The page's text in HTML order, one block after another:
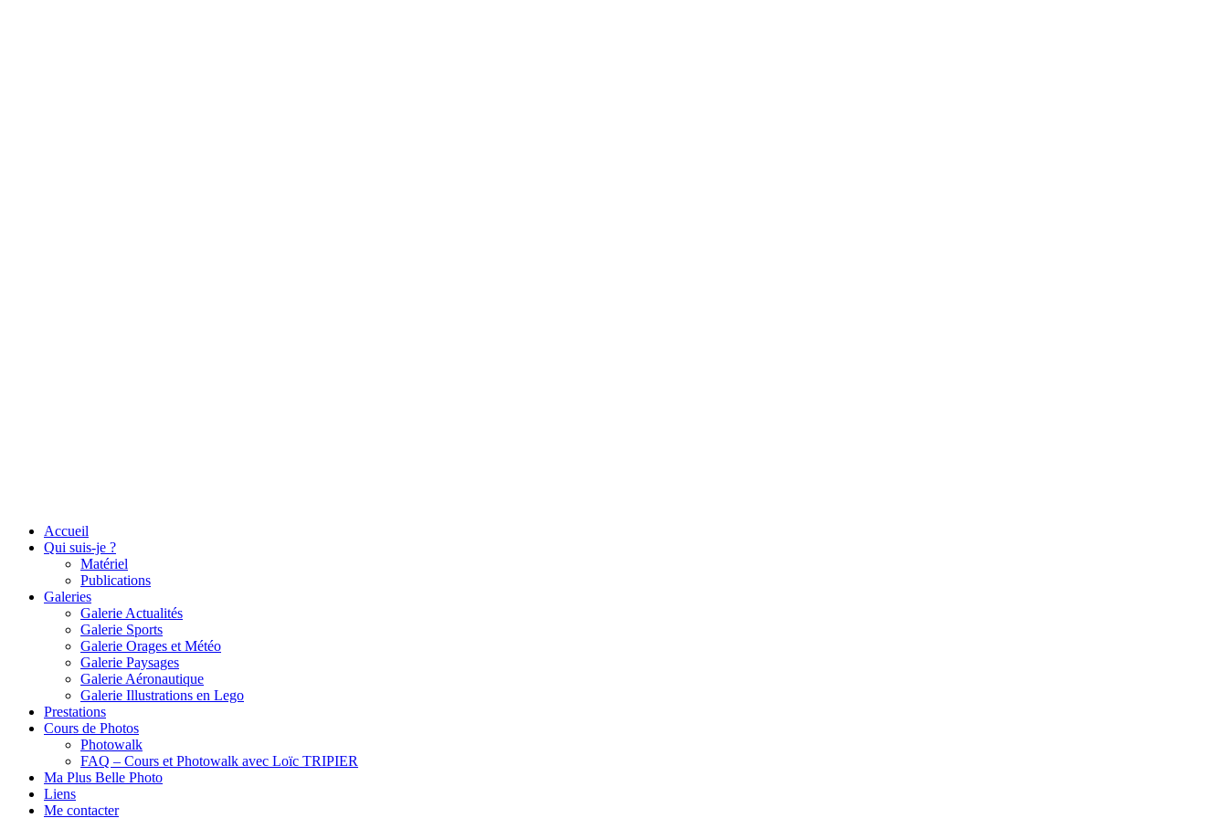
Accueil
Qui suis-je ?
Matériel
Publications
Galeries
Galerie Actualités
Galerie Sports
Galerie Orages et Météo
Galerie Paysages
Galerie Aéronautique
Galerie Illustrations en Lego
Prestations
Cours de Photos
Photowalk
FAQ – Cours et Photowalk avec Loïc TRIPIER
Ma Plus Belle Photo
Liens
Me contacter